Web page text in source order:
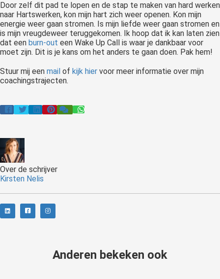
Door zelf dit pad te lopen en de stap te maken van hard werken
naar Hartswerken, kon mijn hart zich weer openen. Kon mijn
energie weer gaan stromen. Is mijn liefde weer gaan stromen en
is mijn vreugdeweer teruggekomen. Ik hoop dat ik kan laten zien
dat een burn-out een Wake Up Call is waar je dankbaar voor
moet zijn. Dit is je kans om het anders te gaan doen. Pak hem!
Stuur mij een mail of kijk hier voor meer informatie over mijn
coachingstrajecten.
Over de schrijver
Kirsten Nelis
Anderen bekeken ook